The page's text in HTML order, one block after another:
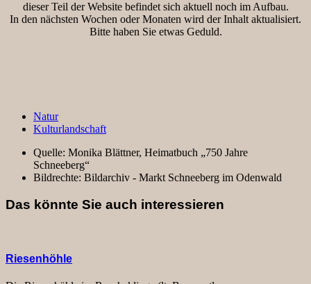
dieser Teil der Website befindet sich aktuell noch im Aufbau.
In den nächsten Wochen oder Monaten wird der Inhalt aktualisiert.
Bitte haben Sie etwas Geduld.
Natur
Kulturlandschaft
Quelle: Monika Blättner, Heimatbuch „750 Jahre
Schneeberg“
Bildrechte: Bildarchiv - Markt Schneeberg im Odenwald
Das könnte Sie auch interessieren
Riesenhöhle